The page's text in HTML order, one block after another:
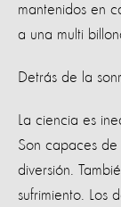
mantenidos en
a una multi
Detrás de la
La ciencia es
Son capaces
diversión.
sufrimiento. Los